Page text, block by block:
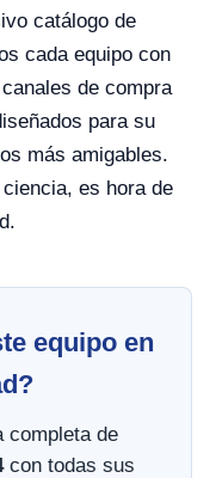
catálogo de
cada equipo con
de compra
para su
más amigables.
es hora de
equipo en
completa de
con todas sus